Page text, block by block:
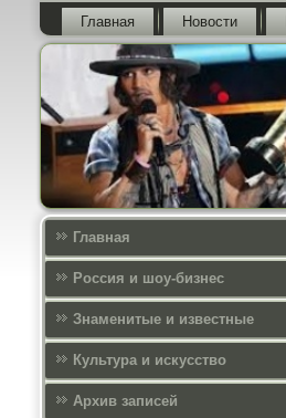
Главная Новости
Главная
Россия и шоу-бизнес
Знаменитые и известные
Культура и искусcтво
Архив записей